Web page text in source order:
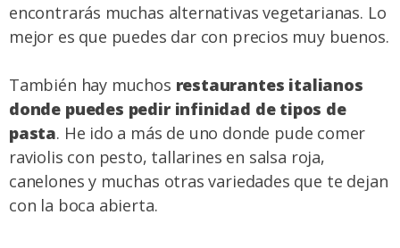
encontrarás muchas alternativas vegetarianas. Lo
mejor es que puedes dar con precios muy buenos.
También hay muchos restaurantes italianos
donde puedes pedir infinidad de tipos de
pasta. He ido a más de uno donde pude comer
raviolis con pesto, tallarines en salsa roja,
canelones y muchas otras variedades que te dejan
con la boca abierta.